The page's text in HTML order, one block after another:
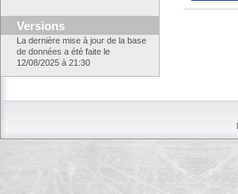
Versions
La dernière mise à jour de la base
de données a été faite le
12/08/2025 à 21:30